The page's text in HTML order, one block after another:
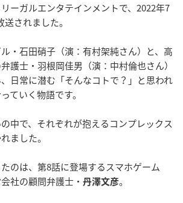
ーガルエンタテインメントで、2022年7
されました。
・石田硝子（演：有村架純さん）と、高
護士・羽根岡佳男（演：中村倫也さん）
日常に潜む「そんなコトで？」と思われ
ていく物語です。
中で、それぞれが抱えるコンプレックス
ました。
のは、第8話に登場するスマホゲーム
社の顧問弁護士・ 丹澤文彦。